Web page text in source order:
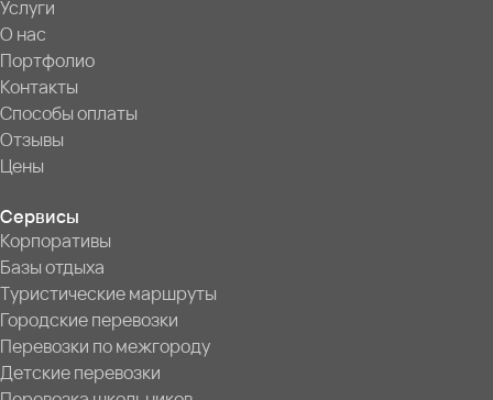
Услуги
О нас
Портфолио
Контакты
Способы оплаты
Отзывы
Цены
Сервисы
Корпоративы
Базы отдыха
Туристические маршруты
Городские перевозки
Перевозки по межгороду
Детские перевозки